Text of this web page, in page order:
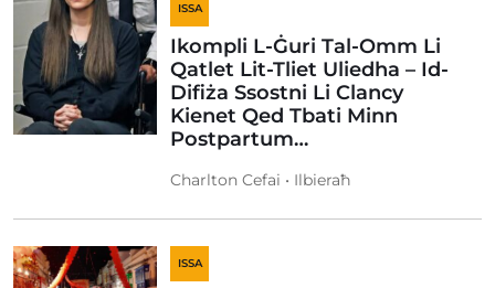
ISSA
Ikompli L-Ġuri Tal-Omm Li
Qatlet Lit-Tliet Uliedha – Id-
Difiża Ssostni Li Clancy
Kienet Qed Tbati Minn
Postpartum…
Charlton Cefai • Ilbieraħ
ISSA